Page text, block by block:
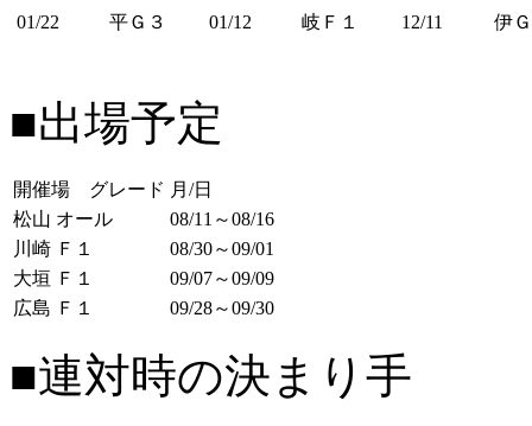
01/22
平Ｇ３ 01/12 岐Ｆ１ 12/11 伊
■出場予定
開催場 グレード 月/日
松山 オール
08/11～08/16
川崎 Ｆ１
08/30～09/01
大垣 Ｆ１
09/07～09/09
広島 Ｆ１
09/28～09/30
■連対時の決まり手